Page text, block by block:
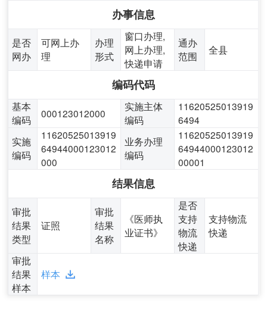
办事信息
是否
网办
可网上办
理
办理
形式
窗口办理,
网上办理,
快递申请
通办
范围
全县
编码代码
基本
编码
000123012000
实施主体
编码
11620525013919
6494
实施
编码
11620525013919
64944000123012
000
业务办理
编码
11620525013919
64944000123012
00001
结果信息
审批
结果
类型
证照
审批
结果
名称
《医师执
业证书》
是否
支持
物流
快递
支持物流
快递
审批
结果
样本
样本